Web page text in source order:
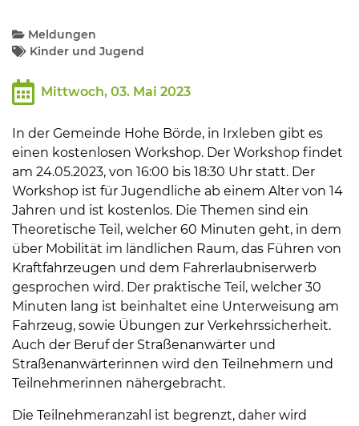
Kommunalpolitik
Bildung und Soziales
Wirtschaft, Bauen, Verkehr
Tourismus, Freizeit, Dorfleben
Ehrenamt und Engagement
Meldungen
Kinder und Jugend
Mittwoch, 03. Mai 2023
In der Gemeinde Hohe Börde, in Irxleben gibt es
einen kostenlosen Workshop. Der Workshop findet
am 24.05.2023, von 16:00 bis 18:30 Uhr statt. Der
Workshop ist für Jugendliche ab einem Alter von 14
Jahren und ist kostenlos. Die Themen sind ein
Theoretische Teil, welcher 60 Minuten geht, in dem
über Mobilität im ländlichen Raum, das Führen von
Kraftfahrzeugen und dem Fahrerlaubniserwerb
gesprochen wird. Der praktische Teil, welcher 30
Minuten lang ist beinhaltet eine Unterweisung am
Fahrzeug, sowie Übungen zur Verkehrssicherheit.
Auch der Beruf der Straßenanwärter und
Straßenanwärterinnen wird den Teilnehmern und
Teilnehmerinnen nähergebracht.
Die Teilnehmeranzahl ist begrenzt, daher wird